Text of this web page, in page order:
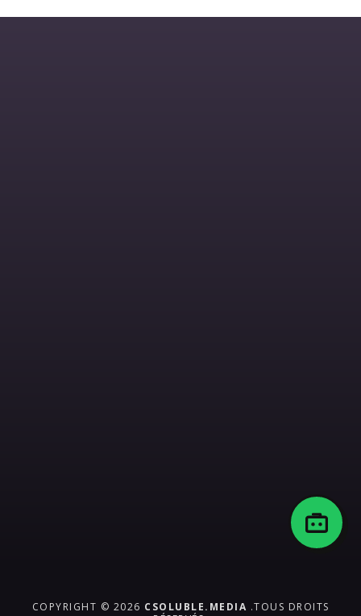
COPYRIGHT © 2026 CSOLUBLE.MEDIA .TOUS DROITS